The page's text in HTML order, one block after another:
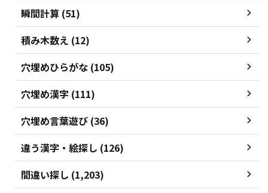
瞬間計算 (51)
積み木数え (12)
穴埋めひらがな (105)
穴埋め漢字 (111)
穴埋め言葉遊び (36)
違う漢字・絵探し (126)
間違い探し (1,203)